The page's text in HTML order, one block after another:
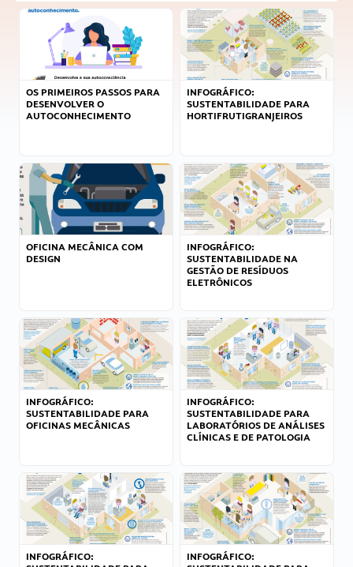
OS PRIMEIROS PASSOS PARA
DESENVOLVER O
AUTOCONHECIMENTO
INFOGRÁFICO:
SUSTENTABILIDADE PARA
HORTIFRUTIGRANJEIROS
OFICINA MECÂNICA COM
DESIGN
INFOGRÁFICO:
SUSTENTABILIDADE NA
GESTÃO DE RESÍDUOS
ELETRÔNICOS
INFOGRÁFICO:
SUSTENTABILIDADE PARA
OFICINAS MECÂNICAS
INFOGRÁFICO:
SUSTENTABILIDADE PARA
LABORATÓRIOS DE ANÁLISES
CLÍNICAS E DE PATOLOGIA
INFOGRÁFICO:
INFOGRÁFICO: